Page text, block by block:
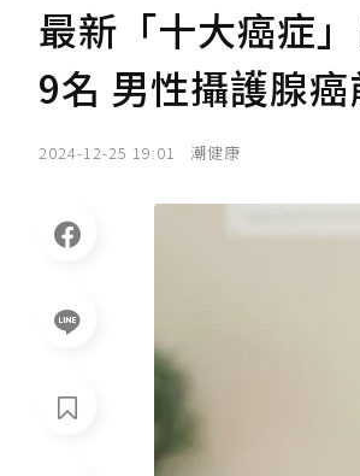
最新「十大癌症
9名 男性攝護腺
2024-12-25 19:01 潮健康